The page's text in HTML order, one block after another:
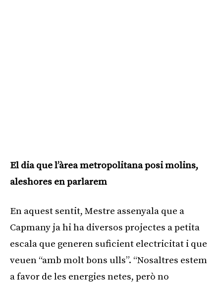
El dia que l’àrea metropolitana posi molins,
aleshores en parlarem
En aquest sentit, Mestre assenyala que a
Capmany ja hi ha diversos projectes a petita
escala que generen suficient electricitat i que
veuen “amb molt bons ulls”. “Nosaltres estem
a favor de les energies netes, però no